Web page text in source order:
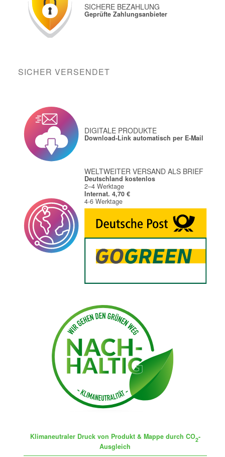
SICHERE BEZAHLUNG
Geprüfte Zahlungsanbieter
SICHER VERSENDET
DIGITALE PRODUKTE
Download-Link automatisch per E-Mail
WELTWEITER VERSAND ALS BRIEF
Deutschland kostenlos
2–4 Werktage
Internat. 4,70 €
4-6 Werktage
Klimaneutraler Druck von Produkt & Mappe durch CO2-
Ausgleich